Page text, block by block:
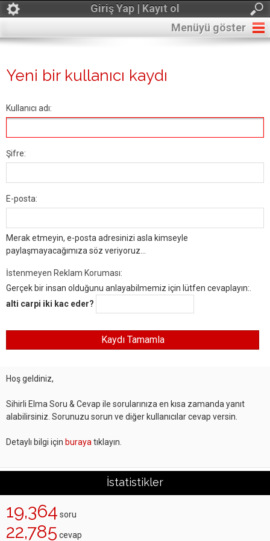
Giriş Yap | Kayıt ol
Menüyü göster
Yeni bir kullanıcı kaydı
Kullanıcı adı:
Şifre:
E-posta:
Merak etmeyin, e-posta adresinizi asla kimseyle
paylaşmayacağımıza söz veriyoruz...
İstenmeyen Reklam Koruması:
Gerçek bir insan olduğunu anlayabilmemiz için lütfen cevaplayın:.
alti carpi iki kac eder?
Hoş geldiniz,
Sihirli Elma Soru & Cevap ile sorularınıza en kısa zamanda yanıt
alabilirsiniz. Sorunuzu sorun ve diğer kullanıcılar cevap versin.
Detaylı bilgi için buraya tıklayın.
İstatistikler
19,364 soru
22,785 cevap